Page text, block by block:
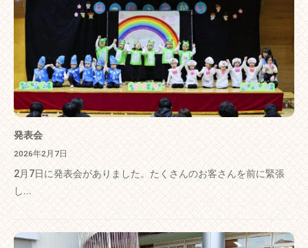
発表会
2026年2月7日
2月7日に発表会がありました。たくさんのお客さんを前に緊張
し...